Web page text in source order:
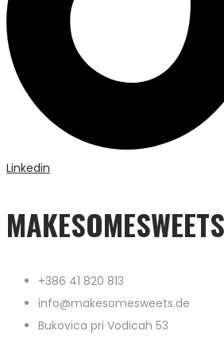
Linkedin
+386 41 820 813
info@makesomesweets.de
Bukovica pri Vodicah 53